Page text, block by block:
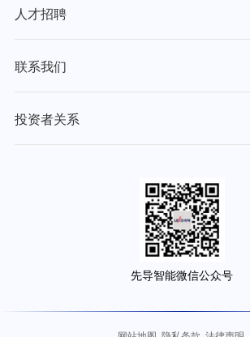
人才招聘
联系我们
投资者关系
先导智能微信公众号